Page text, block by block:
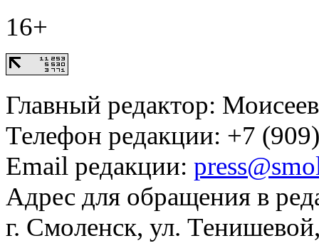
16+
Главный редактор:
Телефон редакции: +7
Email редакции:
Адрес для обращения в
г. Смоленск, ул.